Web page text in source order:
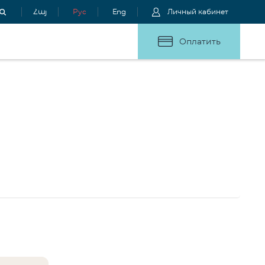
Հայ Рус Eng Личный кабинет
Оплатить